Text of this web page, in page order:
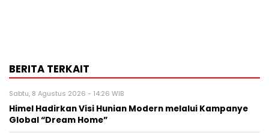
BERITA TERKAIT
Sabtu, 8 Agustus 2026 - 14:26 WIB
Himel Hadirkan Visi Hunian Modern melalui Kampanye
Global “Dream Home”